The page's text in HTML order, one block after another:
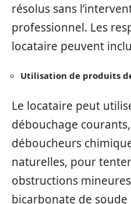
résolus sans
professionnel. Les
locataire peuvent
Utilisation de produits
Le locataire peut
débouchage
déboucheurs
naturelles, pour
obstructions
bicarbonate de